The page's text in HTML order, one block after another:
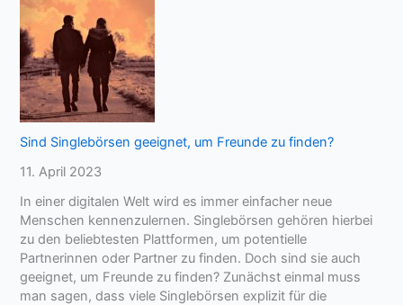
Sind Singlebörsen geeignet, um Freunde zu finden?
11. April 2023
In einer digitalen Welt wird es immer einfacher neue
Menschen kennenzulernen. Singlebörsen gehören hierbei
zu den beliebtesten Plattformen, um potentielle
Partnerinnen oder Partner zu finden. Doch sind sie auch
geeignet, um Freunde zu finden? Zunächst einmal muss
man sagen, dass viele Singlebörsen explizit für die